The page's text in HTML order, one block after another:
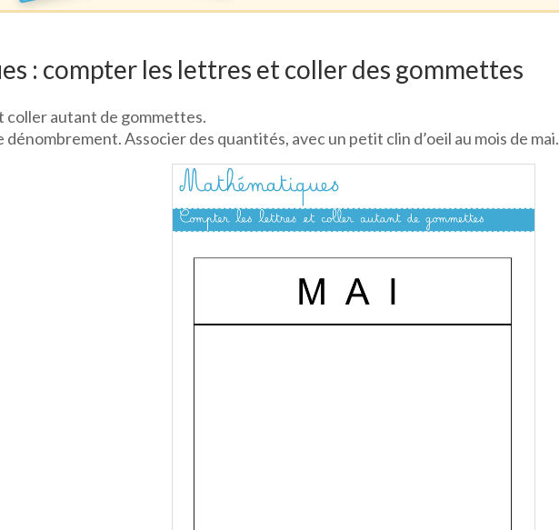
: compter les lettres et coller des gommettes
coller autant de gommettes.
Associer des quantités, avec un petit clin d’oeil au mois de mai.